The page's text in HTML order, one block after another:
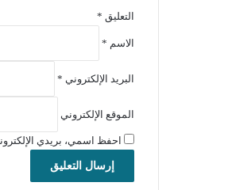
التعليق *
الاسم *
البريد الإلكتروني *
الموقع الإلكتروني
احفظ اسمي، بريدي